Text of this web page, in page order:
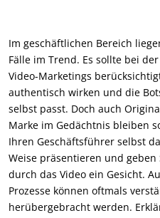
Im geschäftlichen Bereich
Fälle im Trend. Es sollte bei
Video-Marketings
authentisch wirken und die
selbst passt. Doch auch
Marke im Gedächtnis bleiben
Ihren Geschäftsführer selbst
Weise präsentieren und
durch das Video ein Gesicht.
Prozesse können oftmals
herübergebracht werden.